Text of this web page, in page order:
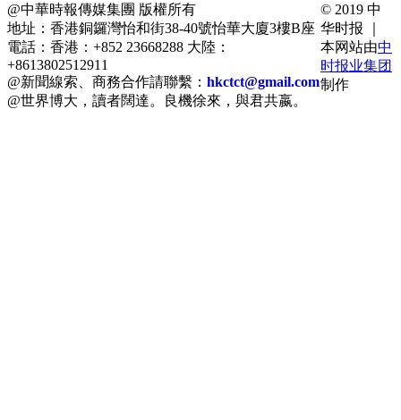
@中華時報傳媒集團 版權所有
地址：香港銅鑼灣怡和街38-40號怡華大廈3樓B座
電話：香港：+852 23668288 大陸：
+8613802512911
@新聞線索、商務合作請聯繫： hkctct@gmail.com
@世界博大，讀者闊達。良機徐來，與君共嬴。
© 2019 中
华时报 ｜
本网站由中
时报业集团
制作